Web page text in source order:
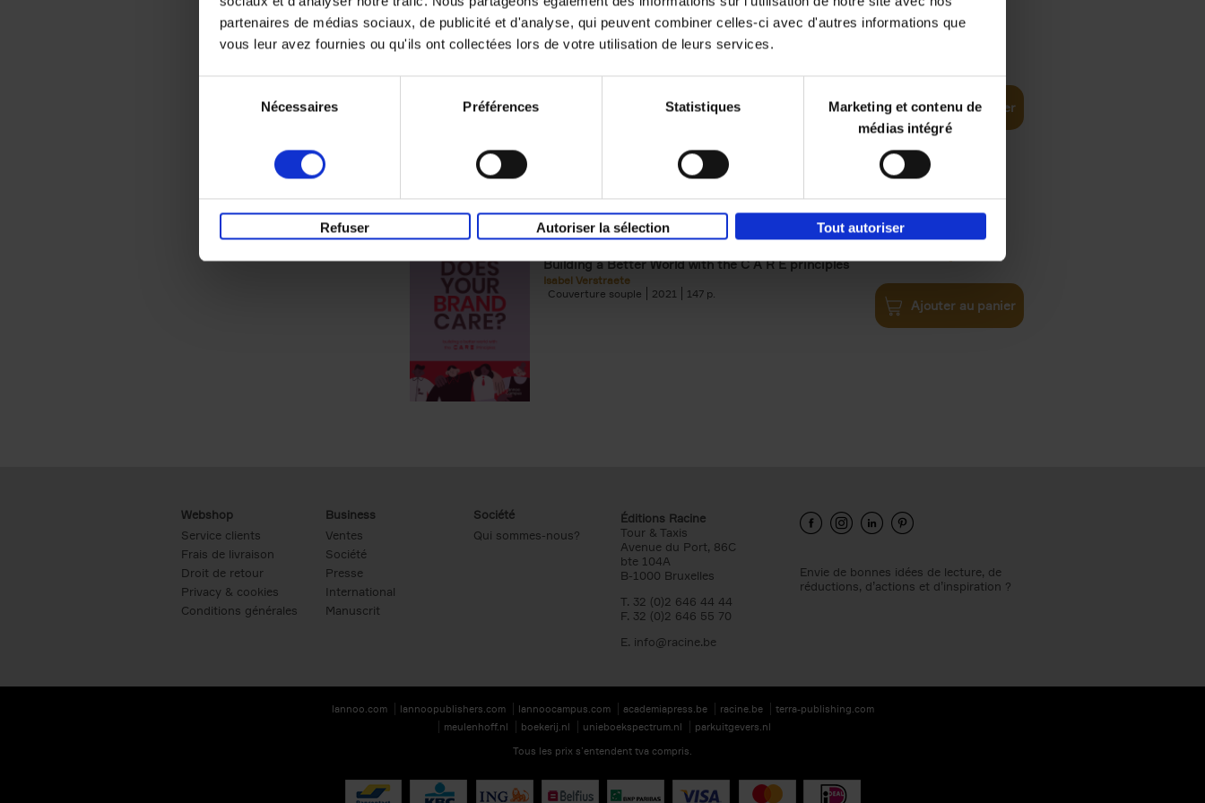
partenaires de médias sociaux, de publicité et d'analyse, qui peuvent combiner celles-ci avec d'autres informations que
vous leur avez fournies ou qu'ils ont collectées lors de votre utilisation de leurs services.
Nécessaires Préférences Statistiques
Marketing et contenu de
médias intégré
Refuser Autoriser la sélection Tout autoriser
Building Bonds = Building Business
Ajouter au panier
Does Your Brand Care?
Building a Better World with the C A R E principles
Isabel Verstraete
Couverture souple
2021 147
€34,99
Ajouter au panier
Webshop
Service clients
Frais de livraison
Droit de retour
Privacy & cookies
Conditions générales
Business
Ventes
Société
Presse
International
Manuscrit
Société
Qui sommes-nous?
Éditions Racine
Tour & Taxis
Avenue du Port, 86C
bte 104A
B-1000 Bruxelles
T. 32 (0)2 646 44 44
F. 32 (0)2 646 55 70
E. info@racine.be
Envie de bonnes idées de lecture, de
réductions, d’actions et d’inspiration ?
lannoo.com lannoopublishers.com lannoocampus.com academiapress.be racine.be
terra-publishing.com
meulenhoff.nl
boekerij.nl unieboekspectrum.nl
parkuitgevers.nl
Tous les prix s’entendent tva compris.